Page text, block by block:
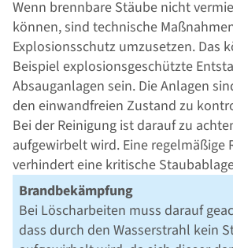
Wenn brennbare Stäube nicht
können, sind technische
Explosionsschutz umzusetzen. Das
Beispiel explosionsgeschützte
Absauganlagen sein. Die Anlagen
den einwandfreien Zustand zu
Bei der Reinigung ist darauf zu
aufgewirbelt wird. Eine regelmäßige
verhindert eine kritische
Brandbekämpfung
Bei Löscharbeiten muss darauf
dass durch den Wasserstrahl kein